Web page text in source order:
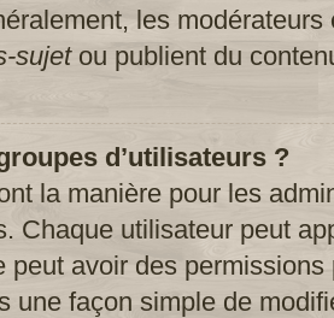
les
sujetou publient du
d’utilisateurs ?
la manière pour les
Chaque utilisateur peut
peut avoir des
une façon simple de